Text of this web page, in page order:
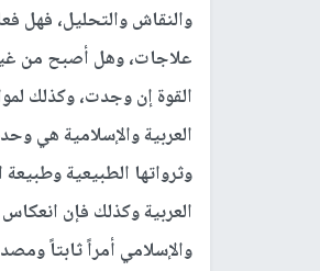
والنقاش والتحليل، فهل
علاجات، وهل أصبح من غير
القوة إن وجدت، وكذلك
العربية والإسلامية هي
وثرواتها الطبيعية
العربية وكذلك فإن
والإسلامي أمراً ثابتاً